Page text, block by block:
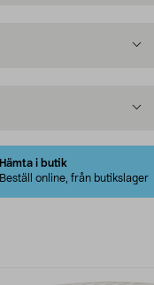
Hämta i butik
Beställ online, från butikslager